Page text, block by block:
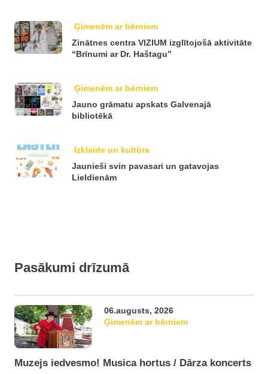
Ģimenēm ar bērniem
Zinātnes centra VIZIUM izglītojošā aktivitāte
“Brīnumi ar Dr. Haštagu”
Ģimenēm ar bērniem
Jauno grāmatu apskats Galvenajā
bibliotēkā
Izklaide un kultūra
Jaunieši svin pavasari un gatavojas
Lieldienām
Pasākumi drīzumā
06.augusts, 2026
Ģimenēm ar bērniem
Muzejs iedvesmo! Musica hortus / Dārza koncerts